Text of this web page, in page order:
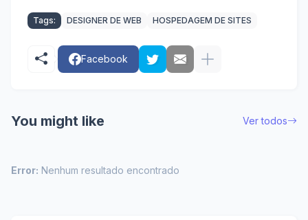
Tags: DESIGNER DE WEB HOSPEDAGEM DE SITES
Facebook
You might like Ver todos
Error: Nenhum resultado encontrado